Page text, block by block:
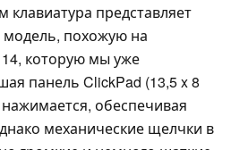
представляет
похожую на
14, которую мы уже
панель ClickPad (13,5 x 8
обеспечивая
механические щелчки в